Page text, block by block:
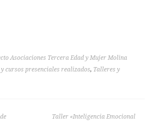
Asociaciones Tercera Edad y Mujer Molina
cursos presenciales realizados, Talleres y
Taller «Inteligencia Emocional